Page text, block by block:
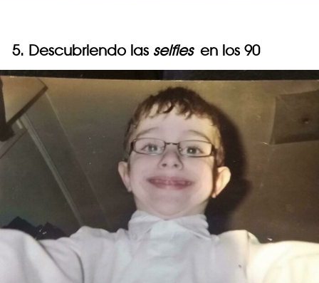
5. Descubriendo las selfies en los 90